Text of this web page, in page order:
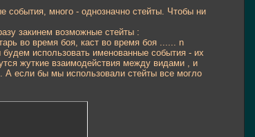
события, много - однозначно стейты. Чтобы ни
закинем возможные стейты :
во время боя, каст во время боя ...... n
использовать именованные события - их
жуткие взаимодействия между видами , и
А если бы мы использовали стейты все могло